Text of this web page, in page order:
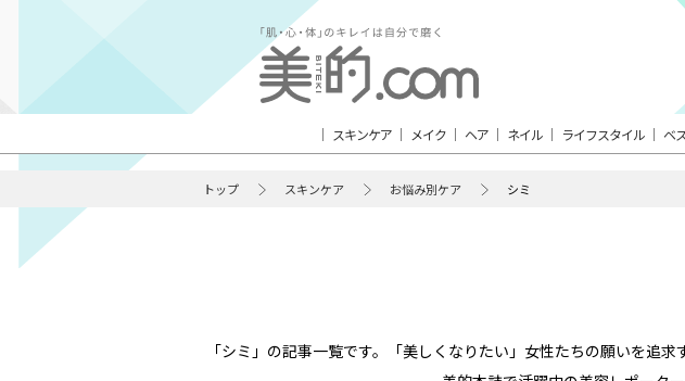
スキンケア メイク ヘア ネイル ライフスタイル ベ
トップ スキンケア お悩み別ケア シミ
「シミ」の記事一覧です。「美しくなりたい」女性たちの願いを追